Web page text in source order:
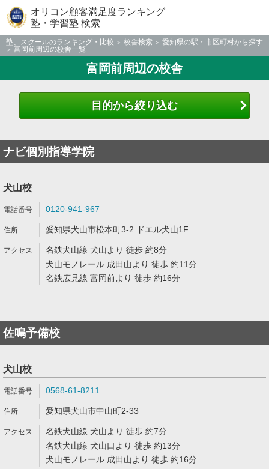
オリコン顧客満足度ランキング
塾・学習塾 検索
塾、スクールのランキング・比較 校舎検索
愛知県の駅・市区町村から探す
富岡前周辺の校舎一覧
富岡前周辺の校舎
目的から絞り込む
ナビ個別指導学院
犬山校
0120-941-967
愛知県犬山市松本町3-2 ドエル犬山1F
名鉄犬山線 犬山より 徒歩 約8分
犬山モノレール 成田山より 徒歩 約11分
名鉄広見線 富岡前より 徒歩 約16分
佐鳴予備校
犬山校
0568-61-8211
愛知県犬山市中山町2-33
名鉄犬山線 犬山より 徒歩 約7分
名鉄犬山線 犬山口より 徒歩 約13分
犬山モノレール 成田山より 徒歩 約16分